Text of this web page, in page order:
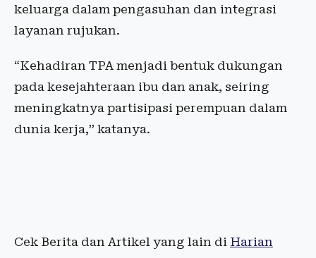
keluarga dalam pengasuhan dan integrasi
layanan rujukan.
“Kehadiran TPA menjadi bentuk dukungan
pada kesejahteraan ibu dan anak, seiring
meningkatnya partisipasi perempuan dalam
dunia kerja,” katanya.
Cek Berita dan Artikel yang lain di Harian